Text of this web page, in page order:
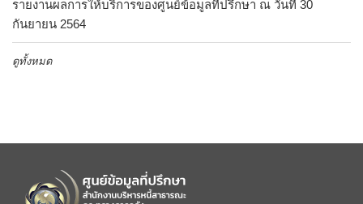
รายงานผลการให้บริการของศูนย์ข้อมูลที่ปรึกษา ณ วันที่ 30
กันยายน 2564
ดูทั้งหมด